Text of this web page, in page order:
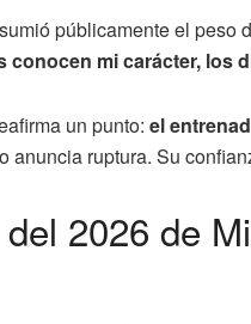
públicamente el peso
conocen mi carácter, los
un punto: el
anuncia ruptura. Su
2026 de